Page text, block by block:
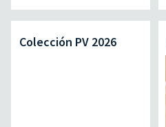
Colección PV 2026